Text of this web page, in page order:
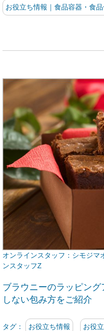
お役立ち情報｜食品容器・食
シモジマ
ンスタッフZ
ブラウニーのラッピン
しない包み方をご紹介
タグ： お役立ち情報 お役